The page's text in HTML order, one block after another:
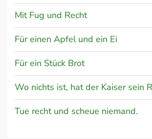
Mit Fug und Recht
Für einen Apfel und ein Ei
Für ein Stück Brot
Wo nichts ist, hat der Kaiser sein
Tue recht und scheue niemand.